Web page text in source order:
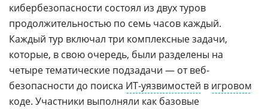
кибербезопасности состоял из двух туров
продолжительностью по семь часов каждый.
Каждый тур включал три комплексные задачи,
которые, в свою очередь, были разделены на
четыре тематические подзадачи — от веб-
безопасности до поиска ИТ-уязвимостей в игровом
коде. Участники выполняли как базовые